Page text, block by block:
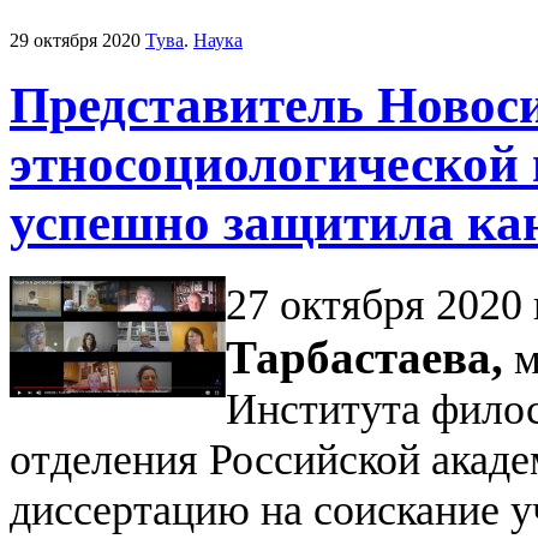
29 октября 2020 Тува. Наука
Представитель
успешно защитила
27 октября 2020
Тарбастаева,
Института
отделения Российской
диссертацию на соискание